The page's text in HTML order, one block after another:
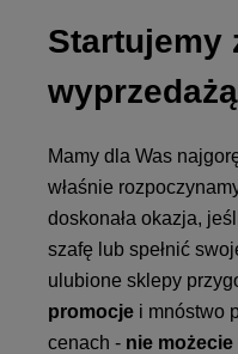
Startujemy
Mamy dla Was
właśnie
doskonała okazja,
szafę lub spełnić
ulubione sklepy
promocje i mnóstwo
cenach - nie